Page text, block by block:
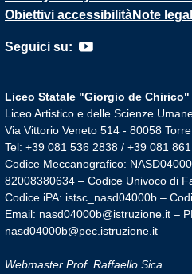
Obiettivi accessibilitàNote
Seguici su:
Liceo Statale "Giorgio de Chirico"
Liceo Artistico e delle Scienze
Via Vittorio Veneto 514 - 80058
Tel: +39 081 536 2838 / +39 081
Codice Meccanografico:
82008380634 – Codice Univoco di
Codice iPA: istsc_nasd04000b –
Email: nasd04000b@istruzione.it –
nasd04000b@pec.istruzione.it
Webmaster Prof. Raffaello Sica